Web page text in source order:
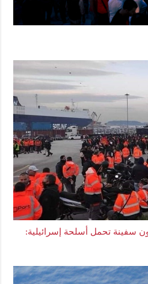
سفينة تحمل أسلحة إسرائيلية: